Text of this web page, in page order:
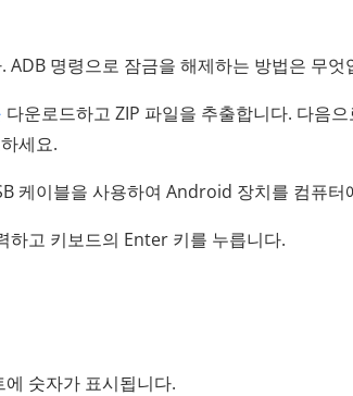
명령으로 잠금을 해제하는 방법은 무엇
다운로드하고 ZIP 파일을 추출합니다. 다음
세요.
케이블을 사용하여 Android 장치를 컴퓨터
하고 키보드의 Enter 키를 누릅니다.
숫자가 표시됩니다.